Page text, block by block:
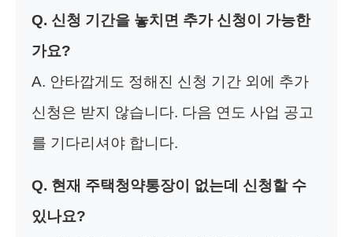
Q. 신청 기간을 놓치면 추가 신청이 가능한
가요?
A. 안타깝게도 정해진 신청 기간 외에 추가
신청은 받지 않습니다. 다음 연도 사업 공고
를 기다리셔야 합니다.
Q. 현재 주택청약통장이 없는데 신청할 수
있나요?